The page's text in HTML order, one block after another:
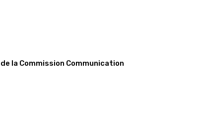
la Commission Communication